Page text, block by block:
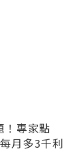
！專家點
月多3千利